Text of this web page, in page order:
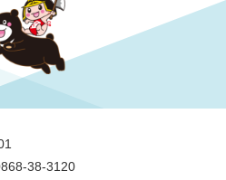
38-3120